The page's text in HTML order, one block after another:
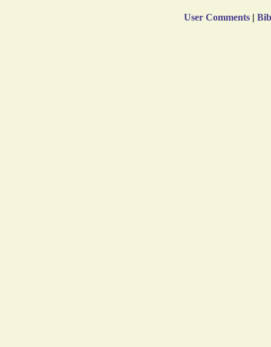
User Comments |